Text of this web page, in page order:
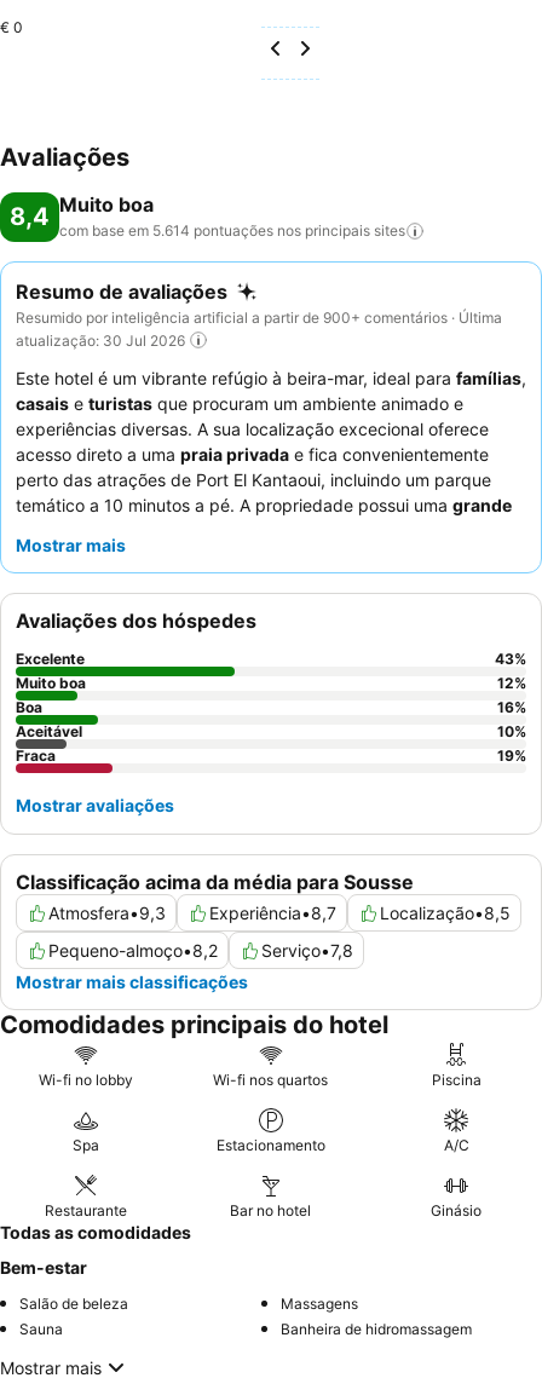
€ 0
Avaliações
8,4 Muito boa
com base em 5.614 pontuações nos principais sites
Resumo de avaliações
Resumido por inteligência artificial a partir de 900+ comentários · Última
atualização: 30 Jul 2026
Este hotel é um vibrante refúgio à beira-mar, ideal para famílias,
casais e turistas que procuram um ambiente animado e
experiências diversas. A sua localização excecional oferece
acesso direto a uma praia privada e fica convenientemente
perto das atrações de Port El Kantaoui, incluindo um parque
temático a 10 minutos a pé. A propriedade possui uma grande
garante atividades e entretenimento envolventes para todas as
acolhedor e a diversificada e deliciosa
disponível. Para vistas e conforto ideais, considere solicitar um
quarto espaçoso com varanda
com vista para o mar ou para a
piscina.
Mostrar mais
Classificação acima da média para Sousse
Atmosfera•9,3 Experiência•8,7 Localização•8,5
Pequeno-almoço•8,2 Serviço•7,8
Mostrar mais classificações
Avaliações dos hóspedes
Excelente 43%
Muito boa
12%
Boa
16%
Aceitável
10%
Fraca
19%
Mostrar avaliações
Comodidades principais do hotel
Wi-fi no lobby Wi-fi nos quartos Piscina
Spa Estacionamento A/C
Restaurante Bar no hotel Ginásio
Todas as comodidades
Bem-estar
Salão de beleza
Massagens
Sauna
Banheira de hidromassagem
Mostrar mais